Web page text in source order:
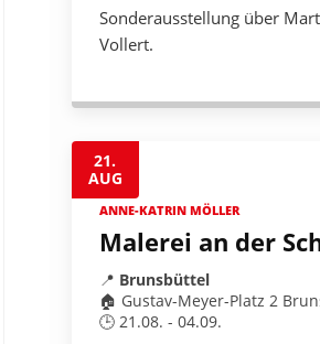
Sonderausstellung über
Vollert.
21.
AUG
ANNE-KATRIN MÖLLER
Malerei an der
📍 Brunsbüttel
🏠 Gustav-Meyer-Platz 2
🕒 21.08. - 04.09.